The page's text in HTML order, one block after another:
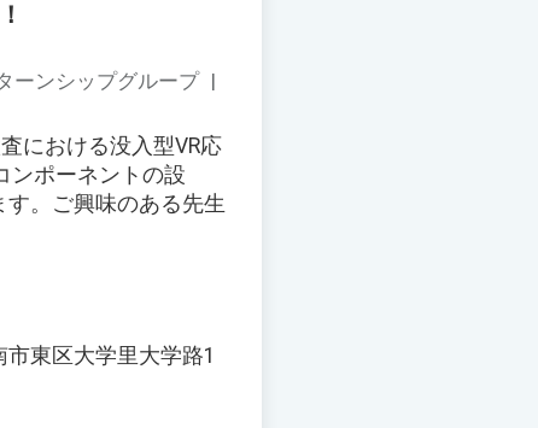
ーンシップグループ |
における没入型VR応
ンポーネントの設
。ご興味のある先生
東区大学里大学路1